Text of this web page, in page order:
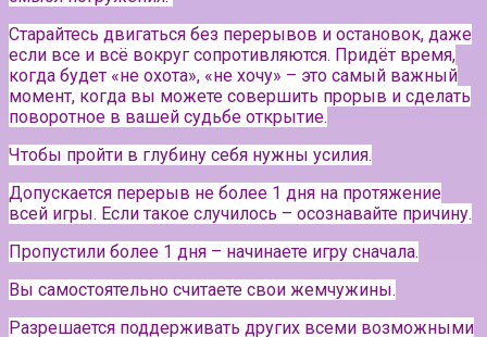
Старайтесь двигаться без перерывов и остановок, даже
если все и всё вокруг сопротивляются. Придёт время,
когда будет «не охота», «не хочу» – это самый важный
момент, когда вы можете совершить прорыв и сделать
поворотное в вашей судьбе открытие.
Чтобы пройти в глубину себя нужны усилия.
Допускается перерыв не более 1 дня на протяжение
всей игры. Если такое случилось – осознавайте причину.
Пропустили более 1 дня – начинаете игру сначала.
Вы самостоятельно считаете свои жемчужины.
Разрешается поддерживать других всеми возможными